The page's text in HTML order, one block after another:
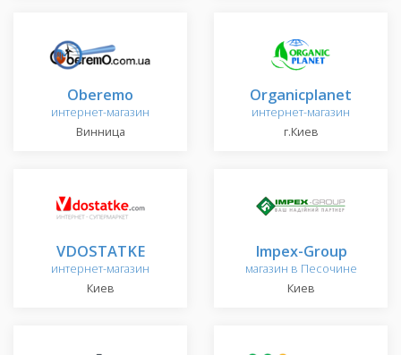
Oberemo
интернет-магазин
Винница
Organicplanet
интернет-магазин
г.Киев
VDOSTATKE
интернет-магазин
Киев
Impex-Group
магазин в Песочине
Киев